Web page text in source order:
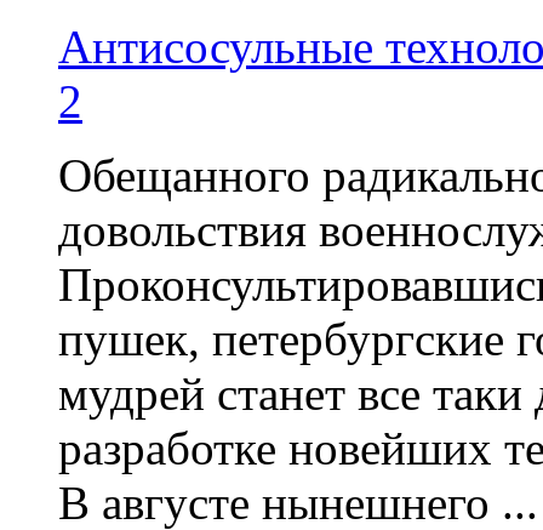
Антисосульные
2
Обещанного
довольствия
пушек, петербургские
мудрей станет все
разработке новейших
В августе нынешнего ...